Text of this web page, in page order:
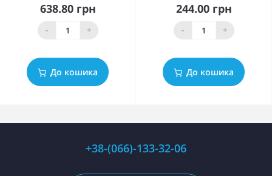
638.80 грн
- +
До кошика
244.00 грн
- +
До кошика
+38-(066)-133-32-06